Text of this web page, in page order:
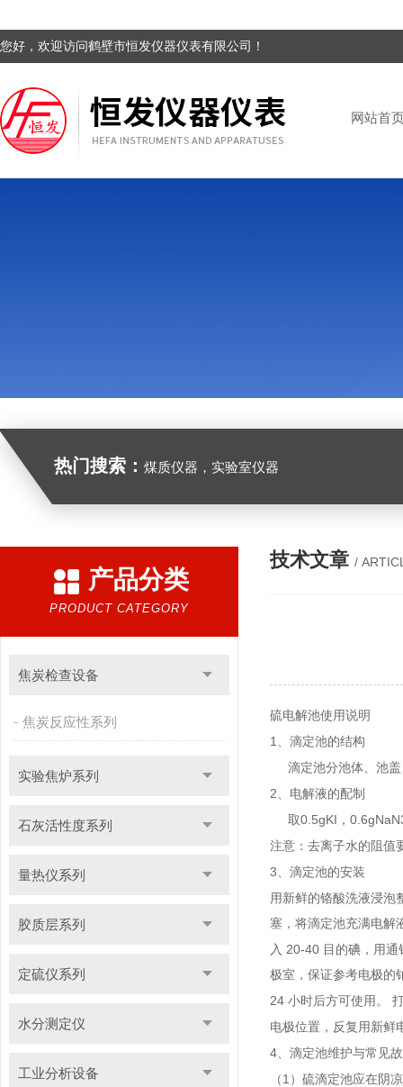
您好，欢迎访问鹤壁市恒发仪器仪表有限公司！
网站首
热门搜索： 煤质仪器，实验室仪器
产品分类
PRODUCT CATEGORY
焦炭检查设备
焦炭反应性系列
实验焦炉系列
石灰活性度系列
量热仪系列
胶质层系列
定硫仪系列
水分测定仪
工业分析设备
技术文章 /
硫电解池使用说明
1 、滴定池的结构
滴定池分池体、池
2、电解液的配制
取0.5gKI ，
注意：去离子水的阻值
3、滴定池的安装
用新鲜的铬酸洗液浸泡
塞，将滴定池充满电解
入 20-40 目的碘，用
极室，保证参考电极的
24 小时后方可使用。
电极位置，反复用新鲜
4、滴定池维护与常见
（ 1 ）硫滴定池应在阴